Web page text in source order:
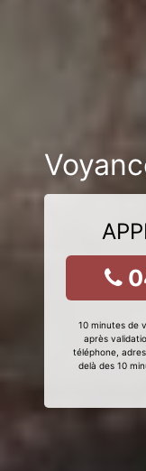
10 minutes de
après
téléphone,
delà des 10